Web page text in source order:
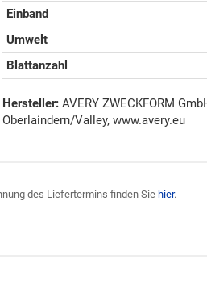
Einband
Umwelt
Blattanzahl
Hersteller: AVERY ZWECKFORM
Oberlaindern/Valley, www.avery.eu
des Liefertermins finden Sie hier.